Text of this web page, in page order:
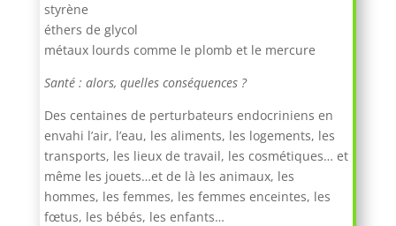
styrène
éthers de glycol
métaux lourds comme le plomb et le mercure
Santé : alors, quelles conséquences ?
Des centaines de perturbateurs endocriniens en
envahi l’air, l’eau, les aliments, les logements, les
transports, les lieux de travail, les cosmétiques… et
même les jouets…et de là les animaux, les
hommes, les femmes, les femmes enceintes, les
fœtus, les bébés, les enfants…